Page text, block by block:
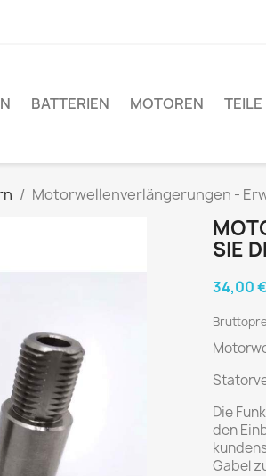
BATTERIEN MOTOREN TEILE
Motorwellenverlängerungen -
SIE
34,00 €
Die
den
Gabel